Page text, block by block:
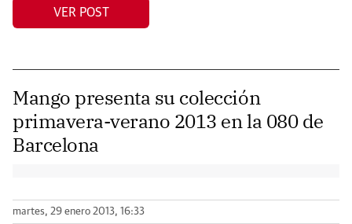
VER POST
Mango presenta su colección
primavera-verano 2013 en la 080 de
Barcelona
martes, 29 enero 2013, 16:33